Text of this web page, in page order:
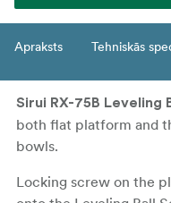
Apraksts Tehniskās
Sirui RX-75B Leveling
both flat platform and
bowls.
Locking screw on the